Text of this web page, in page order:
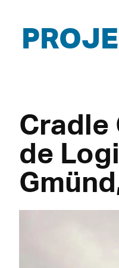
Cradle
de